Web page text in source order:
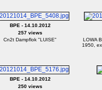
BPE - 14.10.2012
257 views
Cn2t Dampflok "LUISE"
LOWA
1950,
BPE - 14.10.2012
250 views